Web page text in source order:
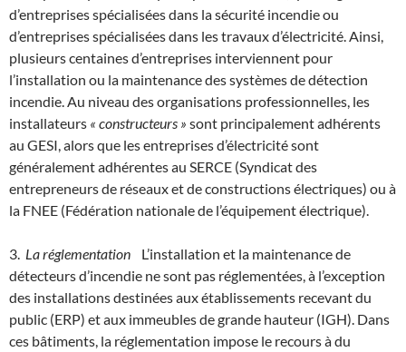
d’entreprises spécialisées dans la sécurité incendie ou
d’entreprises spécialisées dans les travaux d’électricité. Ainsi,
plusieurs centaines d’entreprises interviennent pour
l’installation ou la maintenance des systèmes de détection
incendie. Au niveau des organisations professionnelles, les
installateurs « constructeurs » sont principalement adhérents
au GESI, alors que les entreprises d’électricité sont
généralement adhérentes au SERCE (Syndicat des
entrepreneurs de réseaux et de constructions électriques) ou à
la FNEE (Fédération nationale de l’équipement électrique).
3. La réglementation L’installation et la maintenance de
détecteurs d’incendie ne sont pas réglementées, à l’exception
des installations destinées aux établissements recevant du
public (ERP) et aux immeubles de grande hauteur (IGH). Dans
ces bâtiments, la réglementation impose le recours à du